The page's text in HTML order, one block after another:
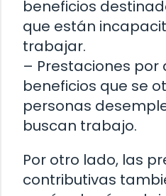
beneficios
que están
trabajar.
– Prestaciones por
beneficios que se
personas
buscan trabajo.
Por otro lado, las
contributivas